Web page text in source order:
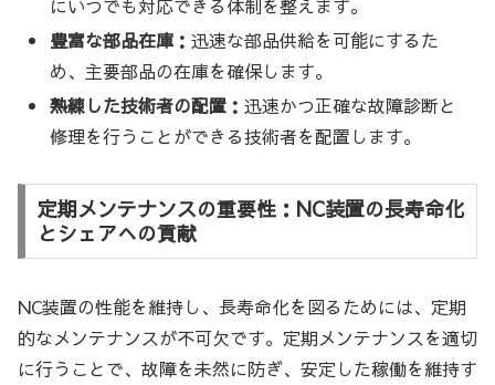
にいつでも対応できる体制を整えます。
豊富な部品在庫：迅速な部品供給を可能にするた
め、主要部品の在庫を確保します。
熟練した技術者の配置：迅速かつ正確な故障診断と
修理を行うことができる技術者を配置します。
定期メンテナンスの重要性：NC装置の長寿命化
とシェアへの貢献
NC装置の性能を維持し、長寿命化を図るためには、定期
的なメンテナンスが不可欠です。定期メンテナンスを適切
に行うことで、故障を未然に防ぎ、安定した稼働を維持す